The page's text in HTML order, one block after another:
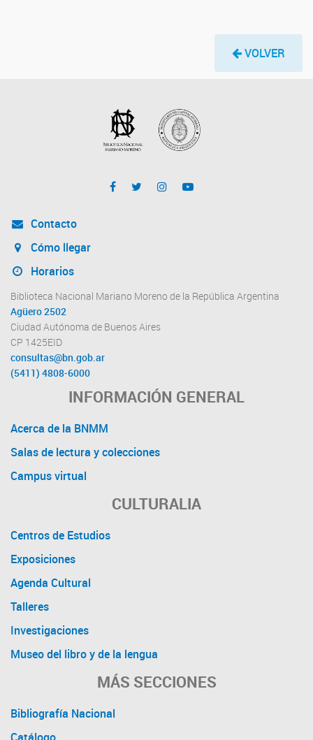
VOLVER
Contacto
Cómo llegar
Horarios
Biblioteca Nacional Mariano Moreno de la República Argentina
Agüero 2502
Ciudad Autónoma de Buenos Aires
CP 1425EID
consultas@bn.gob.ar
(5411) 4808-6000
INFORMACIÓN GENERAL
Acerca de la BNMM
Salas de lectura y colecciones
Campus virtual
CULTURALIA
Centros de Estudios
Exposiciones
Agenda Cultural
Talleres
Investigaciones
Museo del libro y de la lengua
MÁS SECCIONES
Bibliografía Nacional